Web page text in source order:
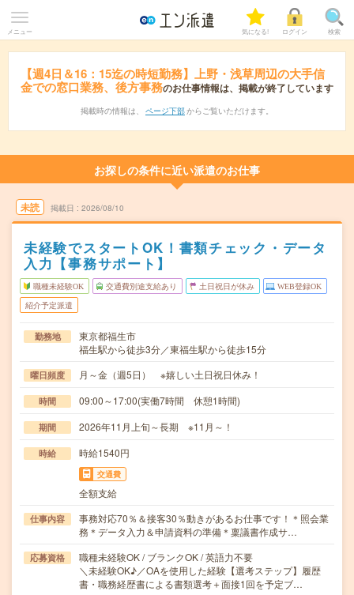
メニュー 気になる! ログイン 検索
【週4日＆16：15迄の時短勤務】上野・浅草周辺の大手信
金での窓口業務、後方事務のお仕事情報は、掲載が終了しています
掲載時の情報は、 ページ下部 からご覧いただけます。
お探しの条件に近い派遣のお仕事
未読 掲載日 2026/08/10
未経験でスタートOK！書類チェック・データ
入力【事務サポート】
職種未経験OK 交通費別途支給あり 土日祝日が休み WEB登録OK
紹介予定派遣
勤務地
東京都福生市
福生駅から徒歩3分／東福生駅から徒歩15分
曜日頻度 月～金（週5日） ※嬉しい土日祝日休み！
時間 09:00～17:00(実働7時間 休憩1時間)
期間 2026年11月上旬～長期 ※11月～！
時給 時給1540円
交通費
全額支給
仕事内容
事務対応70％＆接客30％動きがあるお仕事です！＊照会業
務＊データ入力＆申請資料の準備＊稟議書作成サ…
応募資格
職種未経験OK / ブランクOK / 英語力不要
＼未経験OK♪／OAを使用した経験【選考ステップ】履歴
書・職務経歴書による書類選考＋面接1回を予定ブ…